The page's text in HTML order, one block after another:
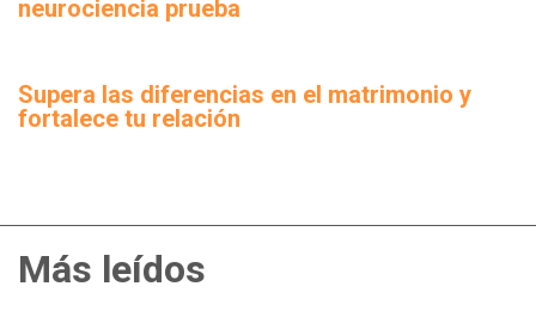
neurociencia prueba
Supera las diferencias en el matrimonio y
fortalece tu relación
Más leídos